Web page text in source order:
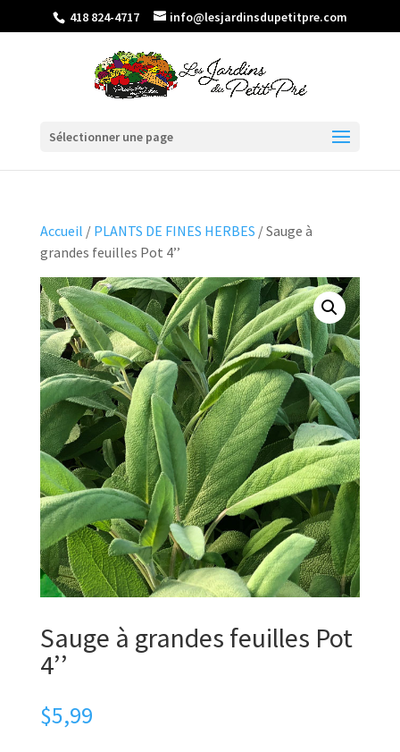
418 824-4717 info@lesjardinsdupetitpre.com
Sélectionner une page
Accueil / PLANTS DE FINES HERBES / Sauge à
grandes feuilles Pot 4’’
Sauge à grandes feuilles Pot
4’’
$5,99